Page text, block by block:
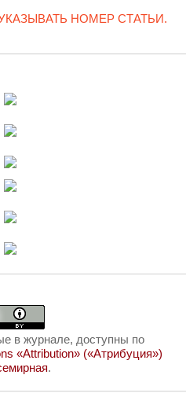
НОМЕР СТАТЬИ.
в журнале, доступны по
«Attribution» («Атрибуция»)
.